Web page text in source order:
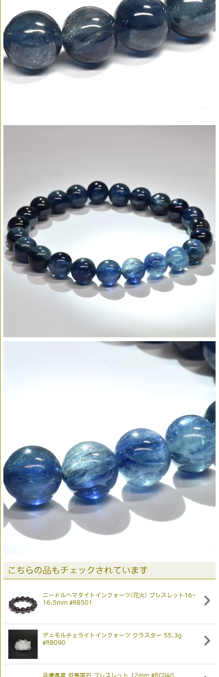
こちらの品もチェックされています
ニードルヘマタイトインクォーツ(花火) ブレスレット16-
16.5mm #RB501
デュモルチェライトインクォーツ クラスター 55.3g
#RB090
兵庫県産 但馬国石 ブレスレット 12mm #RC040